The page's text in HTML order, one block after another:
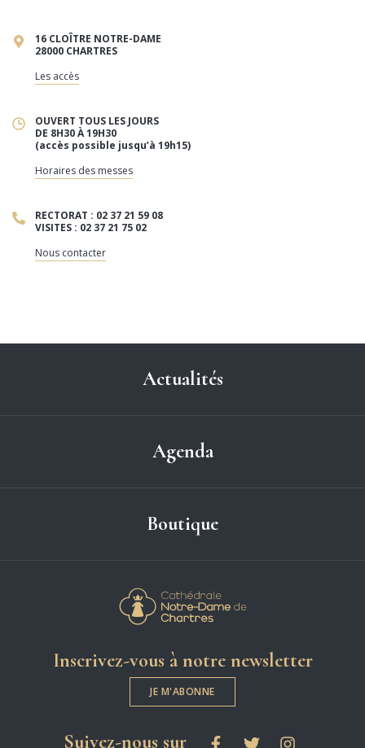
16 CLOÎTRE NOTRE-DAME
28000 CHARTRES
Les accès
OUVERT TOUS LES JOURS
DE 8H30 À 19H30
(accès possible jusqu’à 19h15)
Horaires des messes
RECTORAT : 02 37 21 59 08
VISITES : 02 37 21 75 02
Nous contacter
Actualités
Agenda
Boutique
Inscrivez-vous à notre newsletter
JE M'ABONNE
Suivez-nous surles réseaux sociaux
FacebookTwitterInstagram